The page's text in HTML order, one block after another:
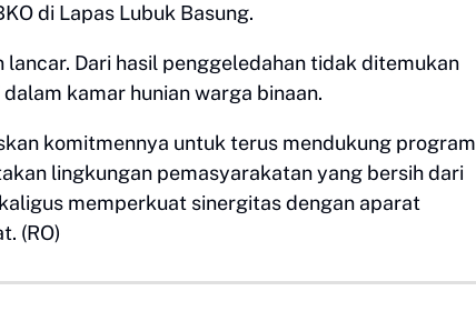
di Lapas Lubuk Basung.
Dari hasil penggeledahan tidak ditemukan
kamar hunian warga binaan.
komitmennya untuk terus mendukung program
lingkungan pemasyarakatan yang bersih dari
memperkuat sinergitas dengan aparat
(RO)